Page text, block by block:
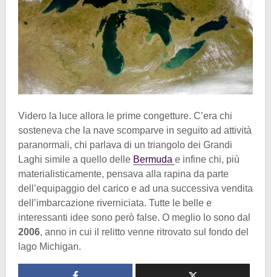
Videro la luce allora le prime congetture. C’era chi
sosteneva che la nave scomparve in seguito ad attività
paranormali, chi parlava di un triangolo dei Grandi
Laghi simile a quello delle Bermuda e infine chi, più
materialisticamente, pensava alla rapina da parte
dell’equipaggio del carico e ad una successiva vendita
dell’imbarcazione riverniciata. Tutte le belle e
interessanti idee sono però false. O meglio lo sono dal
2006, anno in cui il relitto venne ritrovato sul fondo del
lago Michigan.